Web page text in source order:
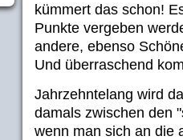
kümmert das schon!
Punkte vergeben
andere, ebenso
Und überraschend
Jahrzehntelang wird
damals zwischen den
wenn man sich an die